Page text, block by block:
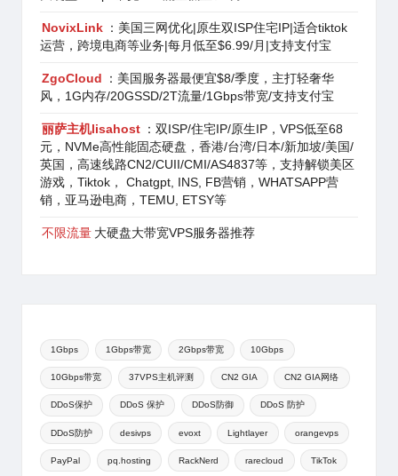
NovixLink ：美国三网优化|原生双ISP住宅IP|适合tiktok
运营，跨境电商等业务|每月低至$6.99/月|支持支付宝
ZgoCloud
：美国服务器最便宜$8/季度，主打轻奢华
风，1G内存/20GSSD/2T流量/1Gbps带宽/支持支付宝
丽萨主机lisahost ：双ISP/住宅IP/原生IP，VPS低至68
元，NVMe高性能固态硬盘，香港/台湾/日本/新加坡/美国/
英国，高速线路CN2/CUII/CMI/AS4837等，支持解锁美区
游戏，Tiktok， Chatgpt, INS, FB营销，WHATSAPP营
销，亚马逊电商，TEMU, ETSY等
不限流量 大硬盘大带宽VPS服务器推荐
1Gbps 1Gbps带宽 2Gbps带宽 10Gbps
10Gbps带宽 37VPS主机评测 CN2 GIA CN2 GIA网络
DDoS保护 DDoS 保护 DDoS防御 DDoS 防护
DDoS防护 desivps evoxt Lightlayer orangevps
PayPal pq.hosting RackNerd rarecloud TikTok